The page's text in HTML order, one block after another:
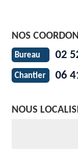
NOS
Bureau 02
Chantier 06
NOUS